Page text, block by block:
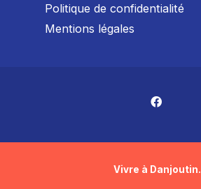
Politique de confidentialité
Mentions légales
Vivre à Danjoutin.